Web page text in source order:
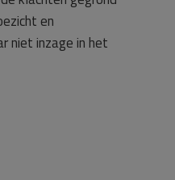
en
niet inzage in het